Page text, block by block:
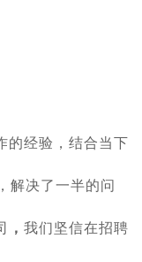
的经验，结合当下
解决了一半的问
， 我们坚信在招聘